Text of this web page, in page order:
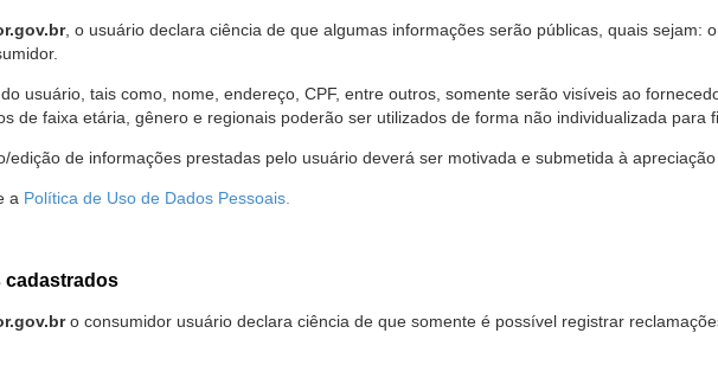
, o usuário declara ciência de que algumas informações serão públicas, quais sejam:
usuário, tais como, nome, endereço, CPF, entre outros, somente serão visíveis ao
de faixa etária, gênero e regionais poderão ser utilizados de forma não individualizada para
edição de informações prestadas pelo usuário deverá ser motivada e submetida à apreciação
a Política de Uso de Dados Pessoais.
cadastrados
o consumidor usuário declara ciência de que somente é possível registrar